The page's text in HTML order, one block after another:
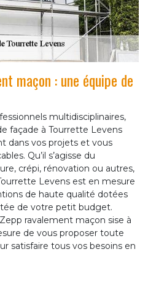
maçon : une équipe de
multidisciplinaires,
façade à Tourrette Levens
dans vos projets et vous
Qu’il s’agisse du
crépi, rénovation ou autres,
Levens est en mesure
de haute qualité dotées
de votre petit budget.
ravalement maçon sise à
de vous proposer toute
satisfaire tous vos besoins en